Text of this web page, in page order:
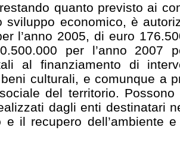
quanto previsto ai
sviluppo economico, è
l’anno 2005, di euro
per l’anno 2007
al finanziamento di
beni culturali, e comunque a
del territorio.
dagli enti destinatari
e il recupero dell’ambiente